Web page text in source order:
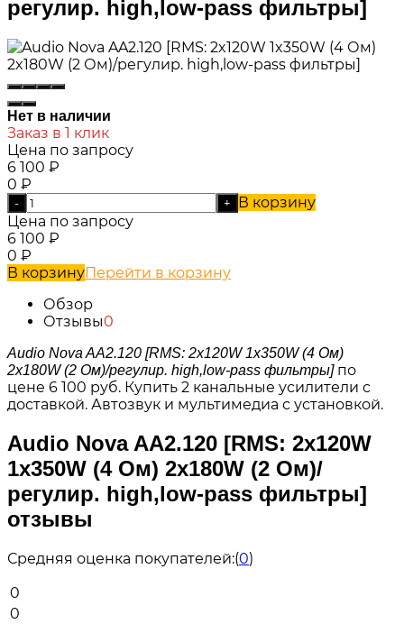
регулир. high,low-pass фильтры]
Нет в наличии
Заказ в 1 клик
Цена по запросу
6 100 ₽
0 ₽
- +
В корзину
Цена по запросу
6 100 ₽
0 ₽
В корзинуПерейти в корзину
Обзор
Отзывы0
Audio Nova AA2.120 [RMS: 2x120W 1x350W (4 Ом)
2x180W (2 Ом)/регулир. high,low-pass фильтры]по
цене 6 100 руб. Купить 2 канальные усилители с
доставкой. Автозвук и мультимедиа с установкой.
Audio Nova AA2.120 [RMS: 2x120W
1x350W (4 Ом) 2x180W (2 Ом)/
регулир. high,low-pass фильтры]
отзывы
Средняя оценка покупателей:(0)
0
0